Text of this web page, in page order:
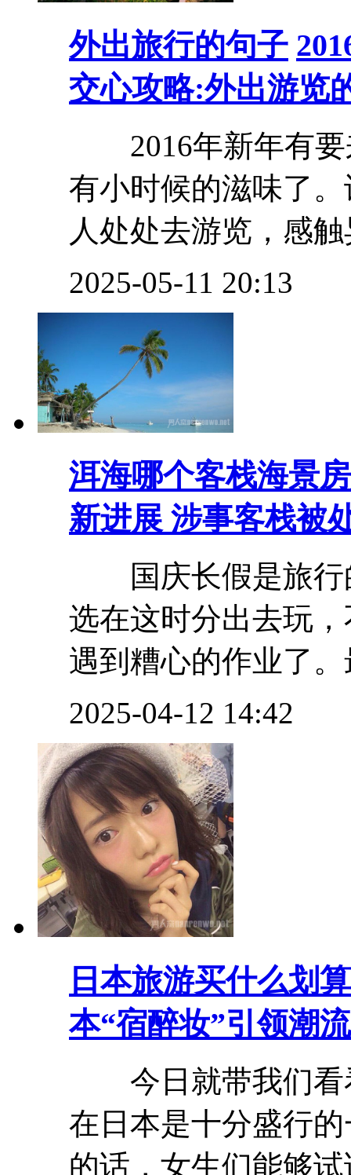
外出旅行的句子
交心攻略:外出游览
2016年新年有要
有小时候的滋味了
人处处去游览，感
2025-05-11 20:13
洱海哪个客栈海景
新进展 涉事客栈被
国庆长假是旅行
选在这时分出去玩
遇到糟心的作业了
2025-04-12 14:42
日本旅游买什么划算
本“宿醉妆”引领潮
今日就带我们看
在日本是十分盛行
的话，女生们能